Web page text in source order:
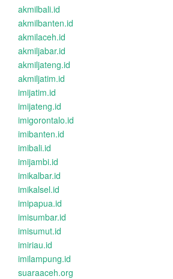
akmilbali.id
akmilbanten.id
akmilaceh.id
akmiljabar.id
akmiljateng.id
akmiljatim.id
imijatim.id
imijateng.id
imigorontalo.id
imibanten.id
imibali.id
imijambi.id
imikalbar.id
imikalsel.id
imipapua.id
imisumbar.id
imisumut.id
imiriau.id
imilampung.id
suaraaceh.org